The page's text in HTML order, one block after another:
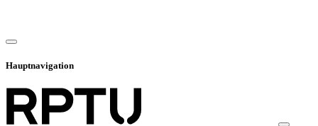
Hauptnavigation